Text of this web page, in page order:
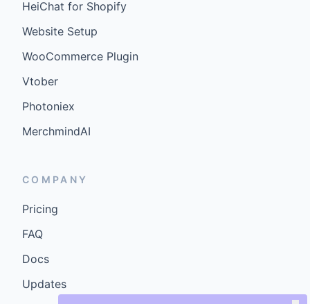
HeiChat for Shopify
Website Setup
WooCommerce Plugin
Vtober
Photoniex
MerchmindAI
COMPANY
Pricing
FAQ
Docs
Updates